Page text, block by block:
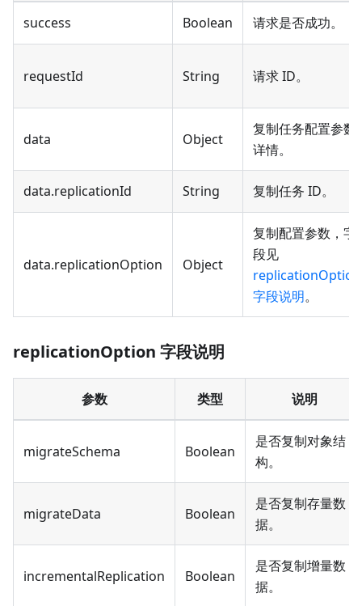
success Boolean 请求是否成功。
requestId String 请求 ID。
data Object
复制任务配置参数
详情。
data.replicationId String 复制任务 ID。
data.replicationOption Object
复制配置参数，字
段见
replicationOption
字段说明。
replicationOption 字段说明
参数 类型 说明
migrateSchema Boolean
是否复制对象结
构。
migrateData Boolean
是否复制存量数
据。
incrementalReplication Boolean
是否复制增量数
据。